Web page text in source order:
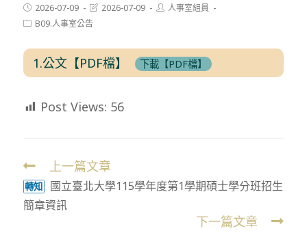
Post
published:
2026-07-09
Post
last
modified:
2026-07-09
Post人事室組員
PostB09.人事室公告
1.公文【PDF檔】 下載【PDF檔】
Post Views: 56
Read
more
articles
上一篇文章
轉知
國立臺北大學115學年度第1學期碩士學分班招生
簡章資訊
下一篇文章